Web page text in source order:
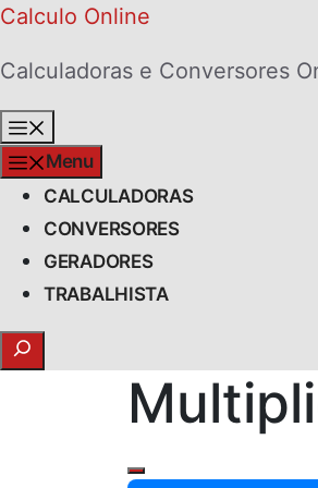
Skip
content
Calculo Online
Calculadoras e Conversores
Menu
CALCULADORAS
CONVERSORES
GERADORES
TRABALHISTA
Search